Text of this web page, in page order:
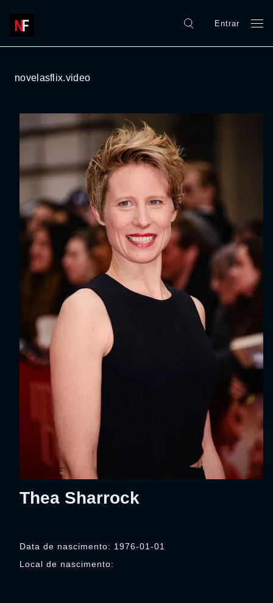
Entrar
novelasflix.video
Thea Sharrock
Data de nascimento: 1976-01-01
Local de nascimento: